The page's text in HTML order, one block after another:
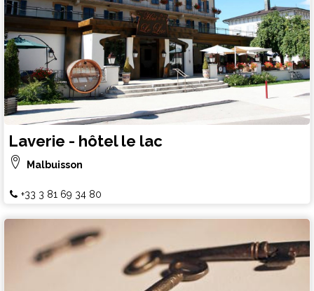
Laverie - hôtel le lac
Malbuisson
+33 3 81 69 34 80